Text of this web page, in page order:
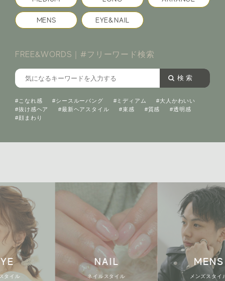
MENS EYE&NAIL
FREE&WORDS｜#フリーワード検索
検 索
#こなれ感 #シースルーバング #ミディアム
#大人かわいい
#抜け感ヘア
#最新ヘアスタイル #束感 #質感
#透明感
#顔まわり
NAIL
ネイルスタイル
MENS
メンズスタイル